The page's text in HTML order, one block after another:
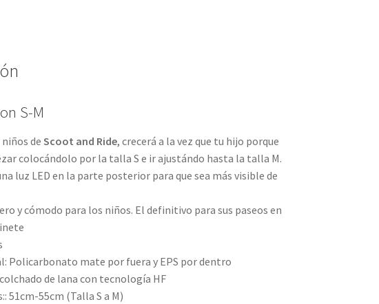
S-M
niños deScoot and Ride, crecerá a la vez que tu hijo porque
colocándolo por la talla S e ir ajustándo hasta la talla M.
luz LED en la parte posterior para que sea más visible de
y cómodo para los niños. El definitivo para sus paseos en
Policarbonato mate por fuera y EPS por dentro
de lana con tecnología HF
51cm-55cm (Talla S a M)